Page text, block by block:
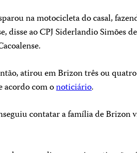
na motocicleta do casal,
disse ao CPJ Siderlandio Simões
atirou em Brizon três ou
acordo com onoticiário.
contatar a família de Brizon